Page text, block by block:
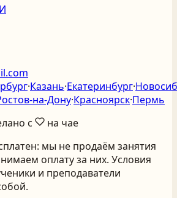
·Казань·Екатеринбург·
·Красноярск·Пермь
с
на чае
мы не продаём занятия
оплату за них. Условия
и преподаватели